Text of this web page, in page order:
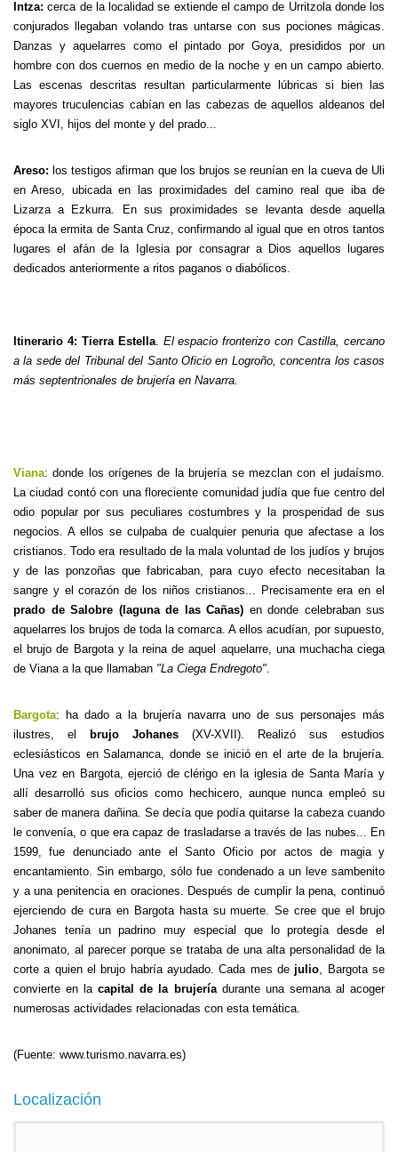
Intza:cerca de la localidad se extiende el campo de Urritzola donde los
conjurados llegaban volando tras untarse con sus pociones mágicas.
Danzas y aquelarres como el pintado por Goya, presididos por un
hombre con dos cuernos en medio de la noche y en un campo abierto.
Las escenas descritas resultan particularmente lúbricas si bien las
mayores truculencias cabían en las cabezas de aquellos aldeanos del
siglo XVI, hijos del monte y del prado...
Areso: los testigos afirman que los brujos se reunían en la cueva de Uli
en Areso, ubicada en las proximidades del camino real que iba de
Lizarza a Ezkurra. En sus proximidades se levanta desde aquella
época la ermita de Santa Cruz, confirmando al igual que en otros tantos
lugares el afán de la Iglesia por consagrar a Dios aquellos lugares
dedicados anteriormente a ritos paganos o diabólicos.
Itinerario 4: Tierra Estella. El espacio fronterizo con Castilla, cercano
a la sede del Tribunal del Santo Oficio en Logroño, concentra los casos
más septentrionales de brujería en Navarra.
Viana: donde los orígenes de la brujería se mezclan con el judaísmo.
La ciudad contó con una floreciente comunidad judía que fue centro del
odio popular por sus peculiares costumbres y la prosperidad de sus
negocios. A ellos se culpaba de cualquier penuria que afectase a los
cristianos. Todo era resultado de la mala voluntad de los judíos y brujos
y de las ponzoñas que fabricaban, para cuyo efecto necesitaban la
sangre y el corazón de los niños cristianos... Precisamente era en el
prado de Salobre (laguna de las Cañas) en donde celebraban sus
aquelarres los brujos de toda la comarca. A ellos acudían, por supuesto,
el brujo de Bargota y la reina de aquel aquelarre, una muchacha ciega
de Viana a la que llamaban "La Ciega Endregoto".
Bargota: ha dado a la brujería navarra uno de sus personajes más
ilustres, el
brujo Johanes (XV-XVII). Realizó sus estudios
eclesiásticos en Salamanca, donde se inició en el arte de la brujería.
Una vez en Bargota, ejerció de clérigo en la iglesia de Santa María y
allí desarrolló sus oficios como hechicero, aunque nunca empleó su
saber de manera dañina. Se decía que podía quitarse la cabeza cuando
le convenía, o que era capaz de trasladarse a través de las nubes... En
1599, fue denunciado ante el Santo Oficio por actos de magia y
encantamiento. Sin embargo, sólo fue condenado a un leve sambenito
y a una penitencia en oraciones. Después de cumplir la pena, continuó
ejerciendo de cura en Bargota hasta su muerte. Se cree que el brujo
Johanes tenía un padrino muy especial que lo protegía desde el
anonimato, al parecer porque se trataba de una alta personalidad de la
corte a quien el brujo habría ayudado. Cada mes de julio, Bargota se
convierte en lacapital de la brujería durante una semana al acoger
numerosas actividades relacionadas con esta temática.
(Fuente: www.turismo.navarra.es)
Localización